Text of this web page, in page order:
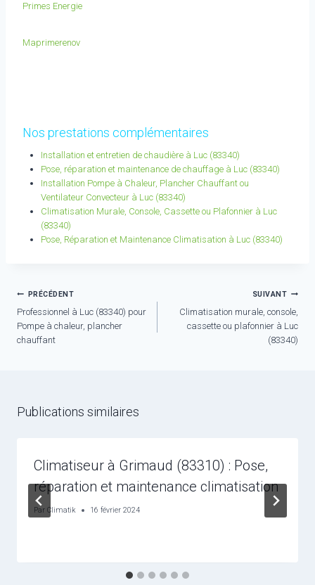
Primes Energie
Maprimerenov
Nos prestations complémentaires
Installation et entretien de chaudière à Luc (83340)
Pose, réparation et maintenance de chauffage à Luc (83340)
Installation Pompe à Chaleur, Plancher Chauffant ou
Ventilateur Convecteur à Luc (83340)
Climatisation Murale, Console, Cassette ou Plafonnier à Luc
(83340)
Pose, Réparation et Maintenance Climatisation à Luc (83340)
Navigation
de
l’article
PRÉCÉDENT
Professionnel à Luc (83340) pour
Pompe à chaleur, plancher
chauffant
SUIVANT
Climatisation murale, console,
cassette ou plafonnier à Luc
(83340)
Publications similaires
Climatiseur à Grimaud (83310) : Pose,
réparation et maintenance climatisation
Par Climatik 16 février 2024